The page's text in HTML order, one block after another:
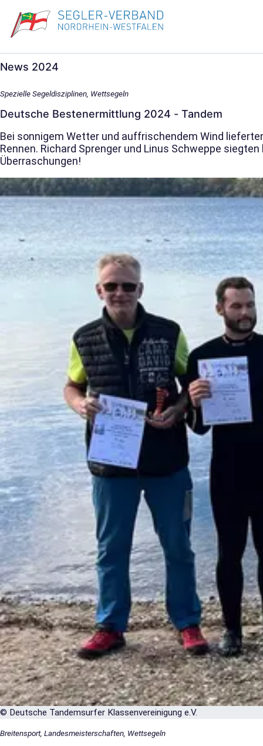
News 2024
Spezielle Segeldisziplinen, Wettsegeln
Deutsche Bestenermittlung 2024 - Tandem
Bei sonnigem Wetter und auffrischendem Wind
Rennen. Richard Sprenger und Linus Schweppe
Überraschungen!
© Deutsche Tandemsurfer Klassenvereinigung e.V.
Breitensport, Landesmeisterschaften, Wettsegeln